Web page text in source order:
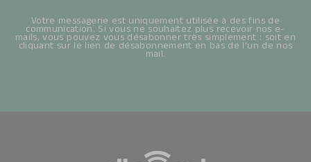
Votre messagerie est uniquement utilisée à des fins de
communication. Si vous ne souhaitez plus recevoir nos e-
mails, vous pouvez vous désabonner très simplement : soit en
cliquant sur le lien de désabonnement en bas de l’un de nos
mail.